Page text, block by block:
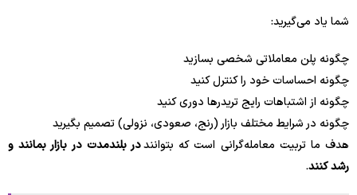
شما یاد می‌گیرید:
چگونه پلن معاملاتی شخصی بسازید
چگونه احساسات خود را کنترل کنید
چگونه از اشتباهات رایج تریدرها دوری کنید
چگونه در شرایط مختلف بازار (رنج، صعودی، نزولی) تصمیم بگیرید
هدف ما تربیت معامله‌گرانی است که بتواننددر بلندمدت در بازار بمانند و
رشد کنند.